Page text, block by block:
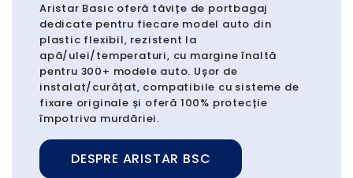
Aristar Basic oferă tăvițe de portbagaj
dedicate pentru fiecare model auto din
plastic flexibil, rezistent la
apă/ulei/temperaturi, cu margine înaltă
pentru 300+ modele auto. Ușor de
instalat/curățat, compatibile cu sisteme de
fixare originale și oferă 100% protecție
împotriva murdăriei.
DESPRE ARISTAR BSC